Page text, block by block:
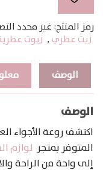
رمز المنتج: غير محدد
زيت عطري , زيوت
الوصف
الوصف
اكتشف روعة الأجواء
المتوفر بمتجر لوازم
إلى واحة من الراحة